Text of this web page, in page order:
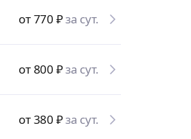
от 770 ₽за сут.
от 800 ₽за сут.
от 380 ₽за сут.